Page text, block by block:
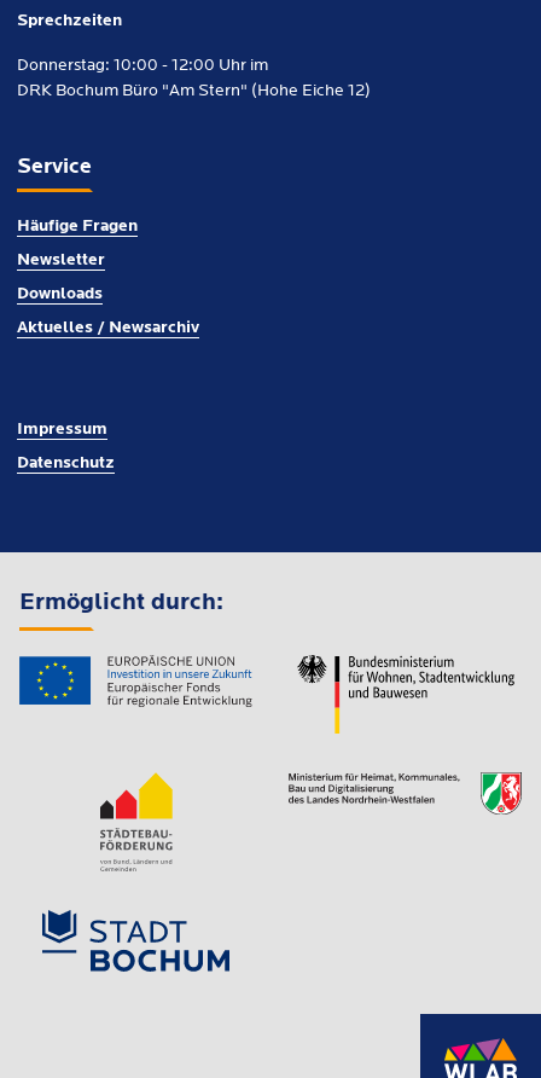
Sprechzeiten
Donnerstag: 10:00 - 12:00 Uhr im
DRK Bochum Büro "Am Stern" (Hohe Eiche 12)
Service
Häufige Fragen
Newsletter
Downloads
Aktuelles / Newsarchiv
Impressum
Datenschutz
Ermöglicht durch: